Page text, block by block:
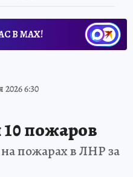
В МАХ!
6:30
пожаров
пожарах в ЛНР за